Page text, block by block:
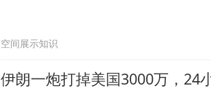
空间展示知识
伊朗一炮打掉美国3000万，24